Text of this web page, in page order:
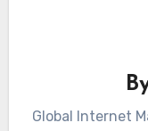
Global Internet